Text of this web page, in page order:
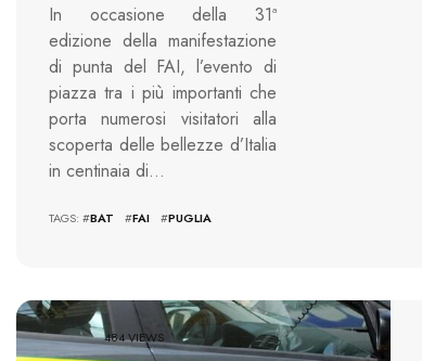
In occasione della 31ª
edizione della manifestazione
di punta del FAI, l’evento di
piazza tra i più importanti che
porta numerosi visitatori alla
scoperta delle bellezze d’Italia
in centinaia di…
TAGS: #BAT #FAI #PUGLIA
484 VIEWS